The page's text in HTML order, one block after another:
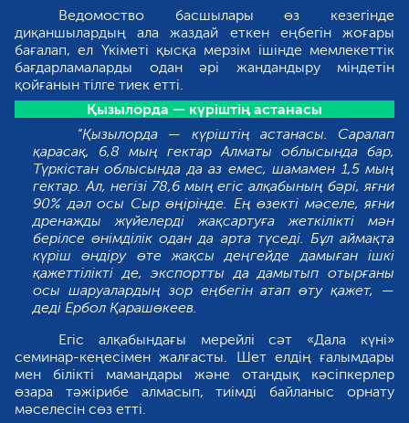
Ведомоство басшылары өз кезегінде
диқаншылардың ала жаздай еткен еңбегін жоғары
бағалап, ел Үкіметі қысқа мерзім ішінде мемлекеттік
бағдарламаларды одан әрі жандандыру міндетін
қойғанын тілге тиек етті.
Қызылорда — күріштің астанасы
“Қызылорда — күріштің астанасы. Саралап
қарасақ, 6,8 мың гектар Алматы облысында бар,
Түркістан облысында да аз емес, шамамен 1,5 мың
гектар. Ал, негізі 78,6 мың егіс алқабының бәрі, яғни
90% дәл осы Сыр өңірінде. Ең өзекті мәселе, яғни
дренажды жүйелерді жақсартуға жеткілікті мән
берілсе өнімділік одан да арта түседі. Бұл аймақта
күріш өндіру өте жақсы деңгейде дамыған ішкі
қажеттілікті де, экспортты да дамытып отырғаны
осы шаруалардың зор еңбегін атап өту қажет, —
деді Ербол Қарашөкеев.
Егіс алқабындағы мерейлі сәт «Дала күні»
cеминар-кеңесімен жалғасты. Шет елдің ғалымдары
мен білікті мамандары және отандық кәсіпкерлер
өзара тәжірибе алмасып, тиімді байланыс орнату
мәселесін сөз етті.